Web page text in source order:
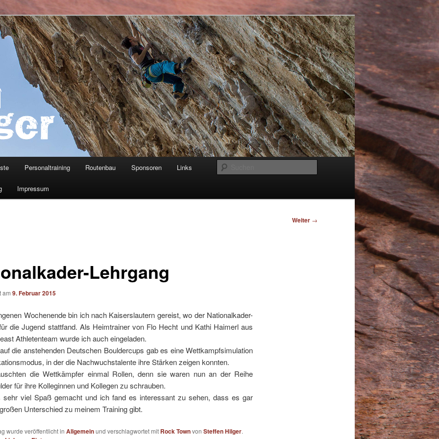
Personaltraining Routenbau Sponsoren Links
Impressum
Weiter →
Lehrgang
am 9. Februar 2015
Wochenende bin ich nach Kaiserslautern gereist, wo der Nationalkader-
die Jugend stattfand. Als Heimtrainer von Flo Hecht und Kathi Haimerl aus
Athletenteam wurde ich auch eingeladen.
die anstehenden Deutschen Bouldercups gab es eine Wettkampfsimulation
in der die Nachwuchstalente ihre Stärken zeigen konnten.
die Wettkämpfer einmal Rollen, denn sie waren nun an der Reihe
für ihre Kolleginnen und Kollegen zu schrauben.
sehr viel Spaß gemacht und ich fand es interessant zu sehen, dass es gar
Unterschied zu meinem Training gibt.
wurde veröffentlicht in Allgemeinund verschlagwortet mit Rock Townvon Steffen Hilger.